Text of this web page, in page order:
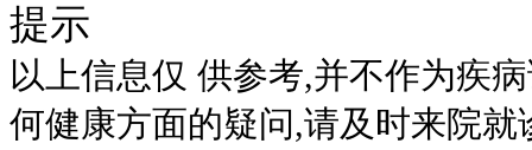
提示
以上信息仅 供参考,并不作为疾
何健康方面的疑问,请及时来院就